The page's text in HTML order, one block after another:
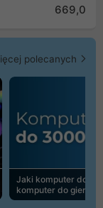
669,00
polecanych
Jaki komputer do
komputer do gier |